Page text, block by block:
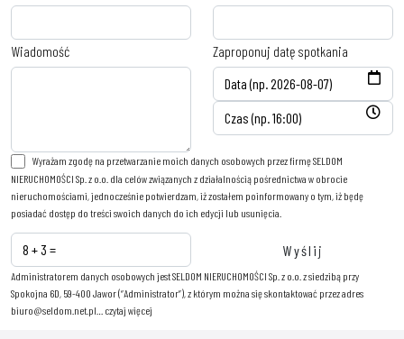
Wiadomość Zaproponuj datę spotkania
Wyrażam zgodę na przetwarzanie moich danych osobowych przez firmę SELDOM
NIERUCHOMOŚCI Sp. z o.o. dla celów związanych z działalnością pośrednictwa w obrocie
nieruchomościami, jednocześnie potwierdzam, iż zostałem poinformowany o tym, iż będę
posiadać dostęp do treści swoich danych do ich edycji lub usunięcia.
Administratorem danych osobowych jest SELDOM NIERUCHOMOŚCI Sp. z o.o. z siedzibą przy
Spokojna 6D, 59-400 Jawor (“Administrator”), z którym można się skontaktować przez adres
biuro@seldom.net.pl… czytaj więcej